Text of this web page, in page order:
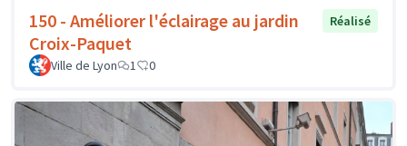
150 - Améliorer l'éclairage au jardin
Croix-Paquet
Réalisé
Ville de Lyon 1 0